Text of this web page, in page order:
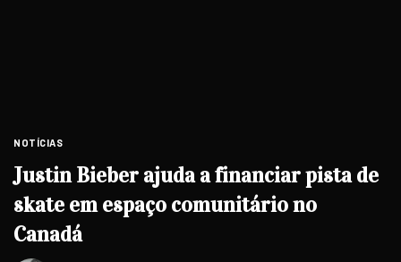
NOTÍCIAS
Justin Bieber ajuda a financiar pista de
skate em espaço comunitário no
Canadá